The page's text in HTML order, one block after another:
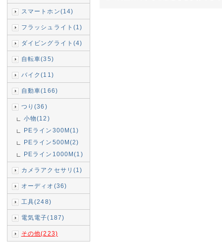
スマートホン(14)
フラッシュライト(1)
ダイビングライト(4)
自転車(35)
バイク(11)
自動車(166)
つり(36)
小物(12)
PEライン300M(1)
PEライン500M(2)
PEライン1000M(1)
カメラアクセサリ(1)
オーディオ(36)
工具(248)
電気電子(187)
その他(223)